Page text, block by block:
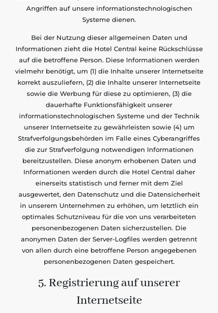
Angriffen auf unsere informationstechnologischen
Systeme dienen.
Bei der Nutzung dieser allgemeinen Daten und
Informationen zieht die Hotel Central keine Rückschlüsse
auf die betroffene Person. Diese Informationen werden
vielmehr benötigt, um (1) die Inhalte unserer Internetseite
korrekt auszuliefern, (2) die Inhalte unserer Internetseite
sowie die Werbung für diese zu optimieren, (3) die
dauerhafte Funktionsfähigkeit unserer
informationstechnologischen Systeme und der Technik
unserer Internetseite zu gewährleisten sowie (4) um
Strafverfolgungsbehörden im Falle eines Cyberangriffes
die zur Strafverfolgung notwendigen Informationen
bereitzustellen. Diese anonym erhobenen Daten und
Informationen werden durch die Hotel Central daher
einerseits statistisch und ferner mit dem Ziel
ausgewertet, den Datenschutz und die Datensicherheit
in unserem Unternehmen zu erhöhen, um letztlich ein
optimales Schutzniveau für die von uns verarbeiteten
personenbezogenen Daten sicherzustellen. Die
anonymen Daten der Server-Logfiles werden getrennt
von allen durch eine betroffene Person angegebenen
personenbezogenen Daten gespeichert.
5. Registrierung auf unserer
Internetseite